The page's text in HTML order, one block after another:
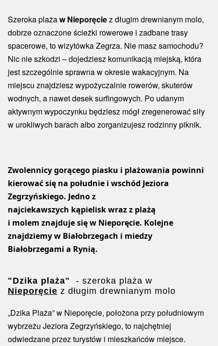
Szeroka plażaw Nieporęciez długim drewnianym molo,
dobrze oznaczone ścieżki rowerowe i zadbane trasy
spacerowe, to wizytówka Zegrza. Nie masz samochodu?
Nic nie szkodzi – dojedziesz komunikacją miejską, która
jest szczególnie sprawna w okresie wakacyjnym. Na
miejscu znajdziesz wypożyczalnie rowerów, skuterów
wodnych, a nawet desek surfingowych. Po udanym
aktywnym wypoczynku będziesz mógł zregenerować siły
w urokliwych barach albo zorganizujesz rodzinny piknik.
Zwolennicy gorącego piasku i plażowania powinni
kierować się na południe i wschód Jeziora
Zegrzyńskiego. Jedno z
najciekawszych kąpielisk wraz z plażą
i molem znajduje się w Nieporęcie. Kolejne
znajdziemy w Białobrzegach i miedzy
Białobrzegami a Rynią.
"Dzika plaża"
- szeroka plaża w
Nieporęcie z długim drewnianym molo
„Dzika Plaża” w Nieporęcie, położona przy południowym
wybrzeżu Jeziora Zegrzyńskiego, to najchętniej
odwiedzane przez turystów i mieszkańców miejsce.